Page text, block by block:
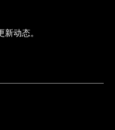
动态。